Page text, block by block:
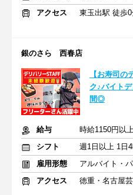
アクセス
東玉出駅 徒歩
銀のさら 西春店
【お寿司の
ク♪バイト
間◎
給与
時給1150円以
シフト
週1日以上 1日
雇用形態
アルバイト・
アクセス
徳重・名古屋